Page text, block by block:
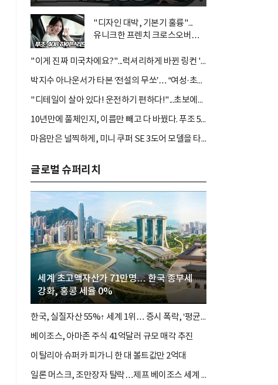
'XC60 B5 울트라'
"디자인 대박, 기본기 훌륭"...
유니크한 프렌치 크로스오버
"이게 진짜 미국차에요?"...럭셔리하게 바뀐 링컨 '노틸러스 하이브리드'
박지수 아나운서가 타본 ‘전설의 무쏘’… “여성·초보자도 반할 반전 매력”
"디테일이 살아 있다! 운전하기 편하다!"...초보에게는 아주 매력적인 차 르노 필랑트
10년만에 풀체인지, 이름만 빼고 다 바꿨다. 푸조 5008...디자인으로는 따라갈 차가 없다
마음만은 널찍하게, 미니 쿠퍼 SE 3도어 모델을 타봤다. 짐 많고 바쁜 아나운서도 좋아할까?
글로벌 슈퍼리치
세계 초고액자산가 71만명… 한국 종부세
강화, 홍콩 세율 0%
한국, 실질자산 55%↑ 세계 1위… 증시 폭락, ‘평균의 착시’와 부의 유동성 위기
베이조스, 아마존 주식 41억달러 규모 매각 추진
이탈리아 슈퍼카 피가니 한 대 볼트값만 2억대
일론 머스크, 조만장자 탈락…제프 베이조스 세계 3위 탈환